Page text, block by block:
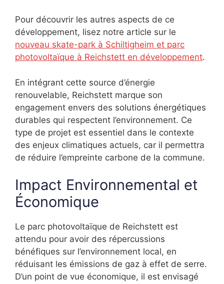
Pour découvrir les autres aspects de ce
développement, lisez notre article sur le
nouveau skate-park à Schiltigheim et parc
photovoltaïque à Reichstett en développement.
En intégrant cette source d’énergie
renouvelable, Reichstett marque son
engagement envers des solutions énergétiques
durables qui respectent l’environnement. Ce
type de projet est essentiel dans le contexte
des enjeux climatiques actuels, car il permettra
de réduire l’empreinte carbone de la commune.
Impact Environnemental et
Économique
Le parc photovoltaïque de Reichstett est
attendu pour avoir des répercussions
bénéfiques sur l’environnement local, en
réduisant les émissions de gaz à effet de serre.
D’un point de vue économique, il est envisagé